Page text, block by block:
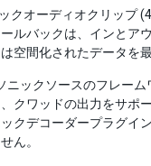
クオーディオクリップ
ルバックは、インとア
空間化されたデータを
ニックソースのフレー
クワッドの出力をサポ
クデコーダープラグイ
ん。